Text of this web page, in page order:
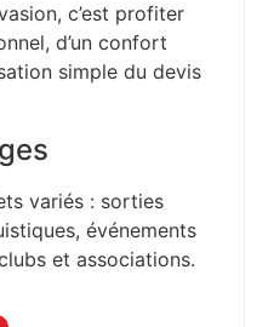
c’est profiter
d’un confort
simple du devis
variés : sorties
événements
et associations.